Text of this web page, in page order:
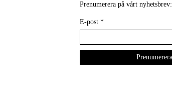
Prenumerera på vårt nyhetsbrev:
E-post *